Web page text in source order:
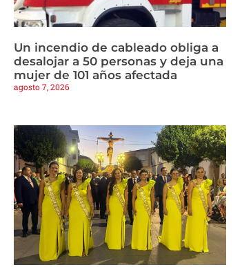
Un incendio de cableado obliga a
desalojar a 50 personas y deja una
mujer de 101 años afectada
agosto 7, 2026